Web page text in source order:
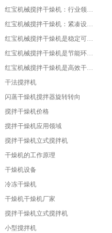
红宝机械搅拌干燥机：行业领先，值得信赖
红宝机械搅拌干燥机：紧凑设计，节省空间
红宝机械搅拌干燥机是稳定可靠的伙伴
红宝机械搅拌干燥机是节能环保新选择
红宝机械搅拌干燥机是高效干燥的利器
干法搅拌机
闪蒸干燥机搅拌器旋转转向
搅拌干燥机价格
搅拌干燥机应用领域
搅拌干燥机立式搅拌机
干燥机的工作原理
干燥机设备
冷冻干燥机
干燥机干燥机厂家
搅拌干燥机立式搅拌机
小型搅拌机